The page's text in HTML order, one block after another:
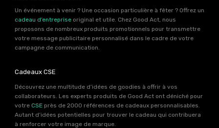
Un événement à venir ? Une occasion particulière à fêter ? Offrez un
cadeau d’entreprise original et utile. Chez Good Act, nous
proposons de nombreux produits promotionnels pour transmettre
votre message publicitaire personnalisé dans le cadre de votre
campagne de communication.
Cadeaux CSE
Découvrez une multitude d’idées de goodies à offrir à vos
collaborateurs. Les experts produits de Good Act ont déniché pour
votre CSE près de 2000 références de cadeaux personnalisables.
Autant d’idées potentielles pour trouver le cadeau qui contribuera
à renforcer votre image de marque.